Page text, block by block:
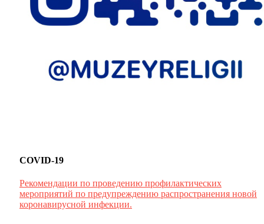
COVID-19
Рекомендации по проведению профилактических
мероприятий по предупреждению распространения новой
коронавирусной инфекции.